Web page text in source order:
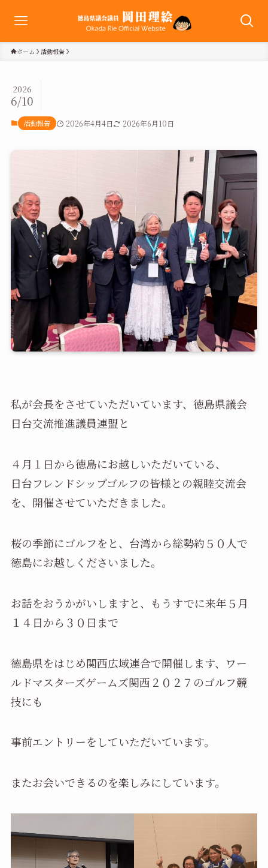
ホーム 活動報告
2026
6/10
活動報告 2026年4月4日 2026年6月10日
私が会長をさせていただいています、徳島県議会
日台交流推進議員連盟と
４月１日から徳島にお越しいただいている、
日台フレンドシップゴルフの皆様との親睦交流会
を、開催させていただきました。
桜の季節にゴルフをと、台湾から総勢約５０人で
徳島にお越しくださいました。
お話をおうかがいしますと、もうすでに来年５月
１４日から３０日まで
徳島県をはじめ関西広域連合で開催します、ワー
ルドマスターズゲームズ関西２０２７のゴルフ競
技にも
事前エントリーをしていただいています。
またお会いできるのを楽しみにしています。